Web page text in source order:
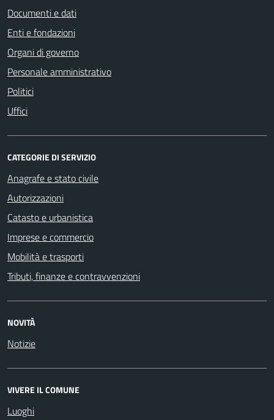
Documenti e dati
Enti e fondazioni
Organi di governo
Personale amministrativo
Politici
Uffici
CATEGORIE DI SERVIZIO
Anagrafe e stato civile
Autorizzazioni
Catasto e urbanistica
Imprese e commercio
Mobilità e trasporti
Tributi, finanze e contravvenzioni
NOVITÀ
Notizie
VIVERE IL COMUNE
Luoghi